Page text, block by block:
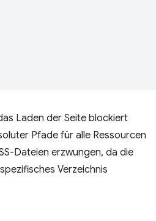
Laden der Seite blockiert
Pfade für alle Ressourcen
Dateien erzwungen, da die
Verzeichnis